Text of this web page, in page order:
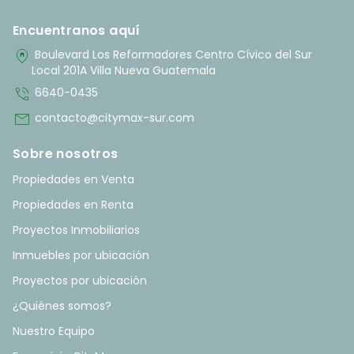
Encuentranos aquí
home_pin Boulevard Los Reformadores Centro Cívico del Sur
Local 201A Villa Nueva Guatemala
phone_in_talk 6640-0435
mail contacto@citymax-sur.com
Sobre nosotros
Propiedades en Venta
Propiedades en Renta
Proyectos Inmobiliarios
Inmuebles por ubicación
Proyectos por ubicación
¿Quiénes somos?
Nuestro Equipo